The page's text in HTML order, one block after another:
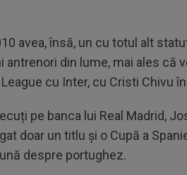
avea, însă, un cu totul alt
antrenori din lume, mai ales că
League cu Inter, cu Cristi Chivu
pe banca lui Real Madrid,
doar un titlu și o Cupă a
despre portughez.